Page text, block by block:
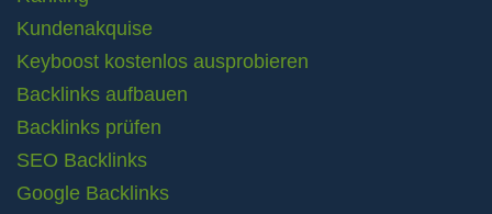
Kundenakquise
Keyboost kostenlos ausprobieren
Backlinks aufbauen
Backlinks prüfen
SEO Backlinks
Google Backlinks